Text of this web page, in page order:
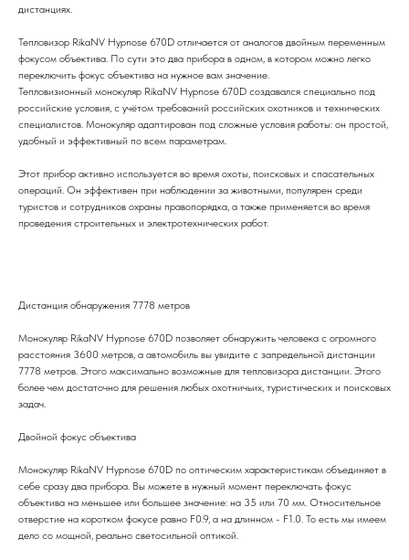
дистанциях.
Тепловизор RikaNV Hypnose 670D отличается от аналогов двойным переменным
фокусом объектива. По сути это два прибора в одном, в котором можно легко
переключить фокус объектива на нужное вам значение.
Тепловизионный монокуляр RikaNV Hypnose 670D создавался специально под
российские условия, с учётом требований российских охотников и технических
специалистов. Монокуляр адаптирован под сложные условия работы: он простой,
удобный и эффективный по всем параметрам.
Этот прибор активно используется во время охоты, поисковых и спасательных
операций. Он эффективен при наблюдении за животными, популярен среди
туристов и сотрудников охраны правопорядка, а также применяется во время
проведения строительных и электротехнических работ.
Дистанция обнаружения 7778 метров
Монокуляр RikaNV Hypnose 670D позволяет обнаружить человека с огромного
расстояния 3600 метров, а автомобиль вы увидите с запредельной дистанции
7778 метров. Этого максимально возможные для тепловизора дистанции. Этого
более чем достаточно для решения любых охотничьих, туристических и поисковых
задач.
Двойной фокус объектива
Монокуляр RikaNV Hypnose 670D по оптическим характеристикам объединяет в
себе сразу два прибора. Вы можете в нужный момент переключать фокус
объектива на меньшее или большее значение: на 35 или 70 мм. Относительное
отверстие на коротком фокусе равно F0.9, а на длинном - F1.0. То есть мы имеем
дело со мощной, реально светосильной оптикой.